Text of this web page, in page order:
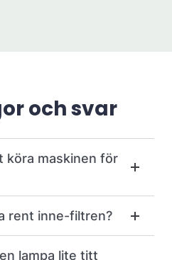
och svar
köra maskinen för
rent inne-filtren?
lampa lite titt